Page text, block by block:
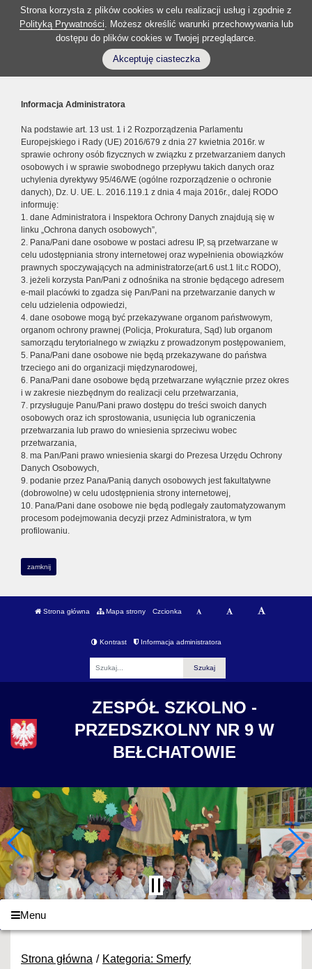
Strona korzysta z plików cookies w celu realizacji usług i zgodnie z
Polityką Prywatności. Możesz określić warunki przechowywania lub
dostępu do plików cookies w Twojej przeglądarce.
Akceptuję ciasteczka
Informacja Administratora
Na podstawie art. 13 ust. 1 i 2 Rozporządzenia Parlamentu
Europejskiego i Rady (UE) 2016/679 z dnia 27 kwietnia 2016r. w
sprawie ochrony osób fizycznych w związku z przetwarzaniem danych
osobowych i w sprawie swobodnego przepływu takich danych oraz
uchylenia dyrektywy 95/46/WE (ogólne rozporządzenie o ochronie
danych), Dz. U. UE. L. 2016.119.1 z dnia 4 maja 2016r., dalej RODO
informuję:
1. dane Administratora i Inspektora Ochrony Danych znajdują się w
linku „Ochrona danych osobowych”,
2. Pana/Pani dane osobowe w postaci adresu IP, są przetwarzane w
celu udostępniania strony internetowej oraz wypełnienia obowiązków
prawnych spoczywających na administratorze(art.6 ust.1 lit.c RODO),
3. jeżeli korzysta Pan/Pani z odnośnika na stronie będącego adresem
e-mail placówki to zgadza się Pan/Pani na przetwarzanie danych w
celu udzielenia odpowiedzi,
4. dane osobowe mogą być przekazywane organom państwowym,
organom ochrony prawnej (Policja, Prokuratura, Sąd) lub organom
samorządu terytorialnego w związku z prowadzonym postępowaniem,
5. Pana/Pani dane osobowe nie będą przekazywane do państwa
trzeciego ani do organizacji międzynarodowej,
6. Pana/Pani dane osobowe będą przetwarzane wyłącznie przez okres
i w zakresie niezbędnym do realizacji celu przetwarzania,
7. przysługuje Panu/Pani prawo dostępu do treści swoich danych
osobowych oraz ich sprostowania, usunięcia lub ograniczenia
przetwarzania lub prawo do wniesienia sprzeciwu wobec
przetwarzania,
8. ma Pan/Pani prawo wniesienia skargi do Prezesa Urzędu Ochrony
Danych Osobowych,
9. podanie przez Pana/Panią danych osobowych jest fakultatywne
(dobrowolne) w celu udostępnienia strony internetowej,
10. Pana/Pani dane osobowe nie będą podlegały zautomatyzowanym
procesom podejmowania decyzji przez Administratora, w tym
profilowaniu.
zamknij
Strona główna Mapa strony Czcionka
Kontrast Informacja administratora
ZESPÓŁ SZKOLNO -
PRZEDSZKOLNY NR 9 W
BEŁCHATOWIE
Menu
Strona główna
Kategoria: Smerfy